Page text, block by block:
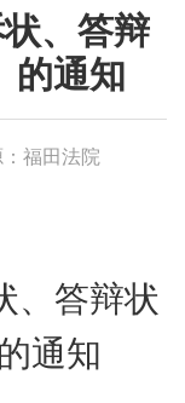
、答辩
的通知
福田法院
、答辩状
通知